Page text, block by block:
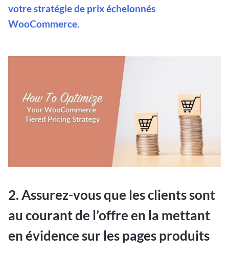
votre stratégie de prix échelonnés
WooCommerce.
2. Assurez-vous que les clients sont
au courant de l’offre en la mettant
en évidence sur les pages produits